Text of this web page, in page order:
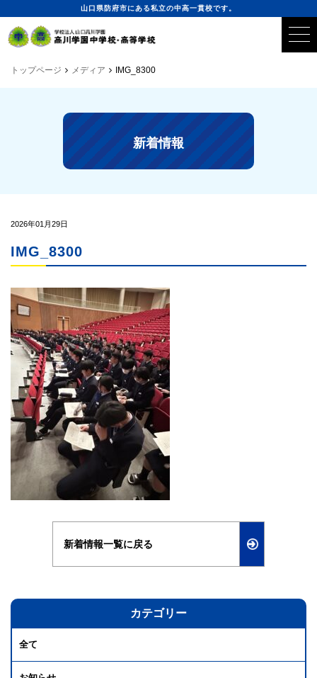
山口県防府市にある私立の中高一貫校です。
トップページ メディア IMG_8300
新着情報
2026年01月29日
IMG_8300
新着情報一覧に戻る
カテゴリー
全て